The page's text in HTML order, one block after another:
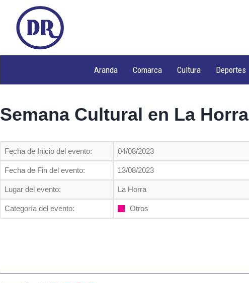
Aranda Comarca Cultura Deportes
Semana Cultural en La Horra
Fecha de Inicio del evento: 04/08/2023
Fecha de Fin del evento: 13/08/2023
Lugar del evento: La Horra
Categoría del evento: Otros